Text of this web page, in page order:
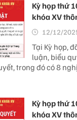
Kỳ họp thứ
khóa XV
12/12/
Tại Kỳ họp,
luận, biểu
trong đó có 8
Kỳ họp thứ
khóa XV